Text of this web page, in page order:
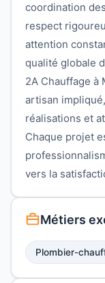
coordination
respect
attention
qualité globale
2A Chauffage à
artisan
réalisations et
Chaque projet
vers la
Métiers
Plombier-